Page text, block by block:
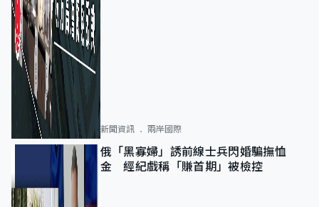
新聞資訊 兩岸國際
俄「黑寡婦」誘前線士兵閃婚騙撫恤
金 經紀戲稱「賺首期」被檢控